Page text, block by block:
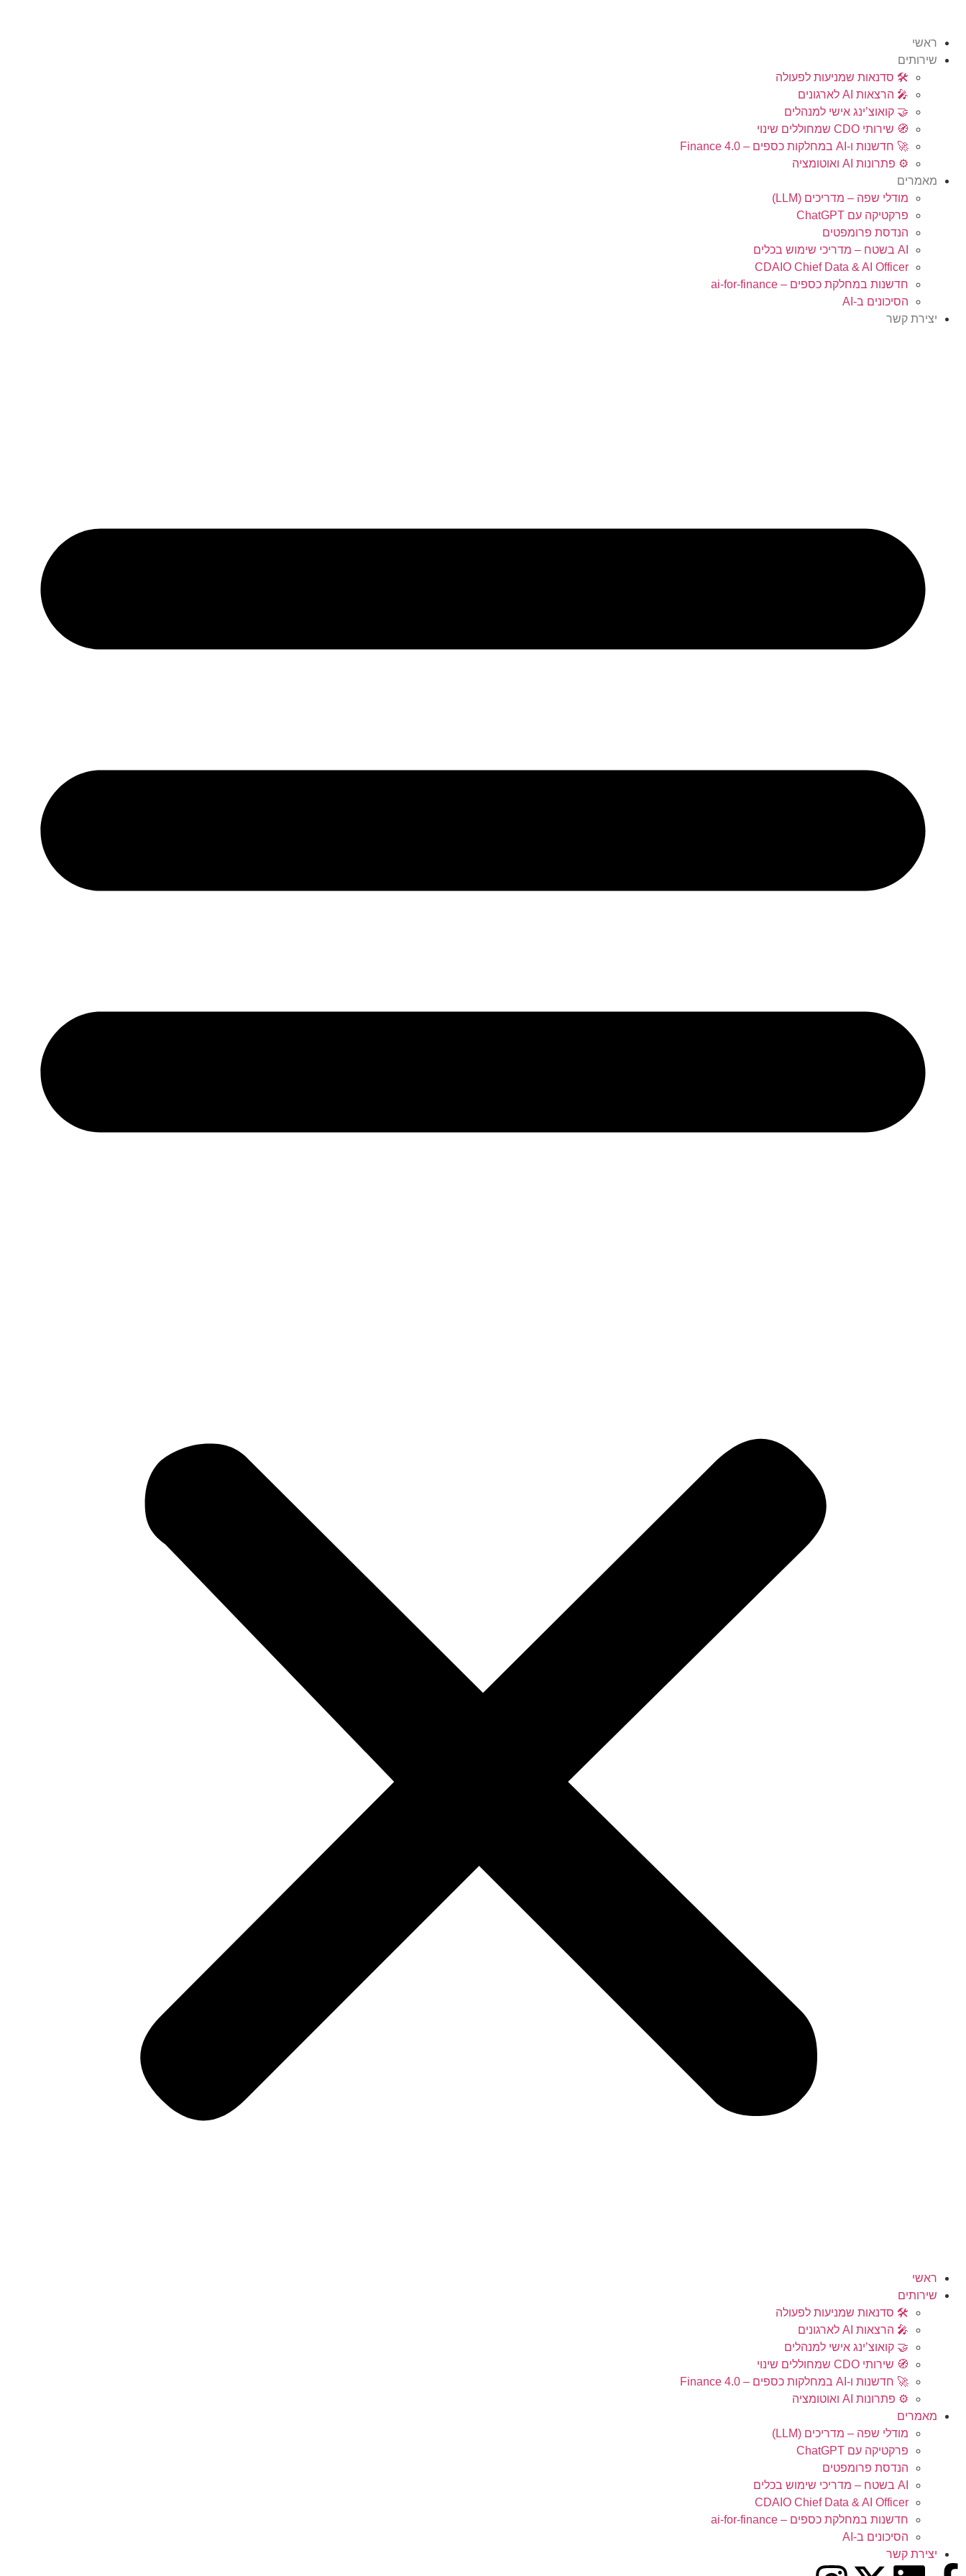
ראשי
שירותים
🛠️ סדנאות שמניעות לפעולה
🎤 הרצאות AI לארגונים
🤝 קואוצ’ינג אישי למנהלים​
🧭 שירותי CDO שמחוללים שינוי​
🚀 חדשנות ו-AI במחלקות כספים – Finance 4.0
⚙️ פתרונות AI ואוטומציה
מאמרים
מודלי שפה – מדריכים (LLM)
פרקטיקה עם ChatGPT
הנדסת פרומפטים
AI בשטח – מדריכי שימוש בכלים
CDAIO Chief Data & AI Officer
חדשנות במחלקת כספים – ai-for-finance
הסיכונים ב-AI
יצירת קשר
ראשי
שירותים
🛠️ סדנאות שמניעות לפעולה
🎤 הרצאות AI לארגונים
🤝 קואוצ’ינג אישי למנהלים​
🧭 שירותי CDO שמחוללים שינוי​
🚀 חדשנות ו-AI במחלקות כספים – Finance 4.0
⚙️ פתרונות AI ואוטומציה
מאמרים
מודלי שפה – מדריכים (LLM)
פרקטיקה עם ChatGPT
הנדסת פרומפטים
AI בשטח – מדריכי שימוש בכלים
CDAIO Chief Data & AI Officer
חדשנות במחלקת כספים – ai-for-finance
הסיכונים ב-AI
יצירת קשר